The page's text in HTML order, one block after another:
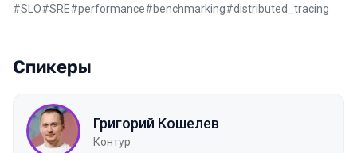
#SLO#SRE#performance#benchmarking#distributed_tracing
Спикеры
Григорий Кошелев
Контур